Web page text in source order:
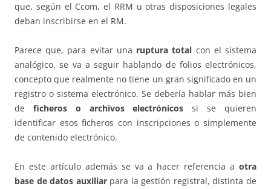
que, según el Ccom, el RRM u otras disposiciones legales
deban inscribirse en el RM.
Parece que, para evitar una ruptura total con el sistema
analógico, se va a seguir hablando de folios electrónicos,
concepto que realmente no tiene un gran significado en un
registro o sistema electrónico. Se debería hablar más bien
de ficheros o archivos electrónicos si se quieren
identificar esos ficheros con inscripciones o simplemente
de contenido electrónico.
En este artículo además se va a hacer referencia a otra
base de datos auxiliarpara la gestión registral, distinta de